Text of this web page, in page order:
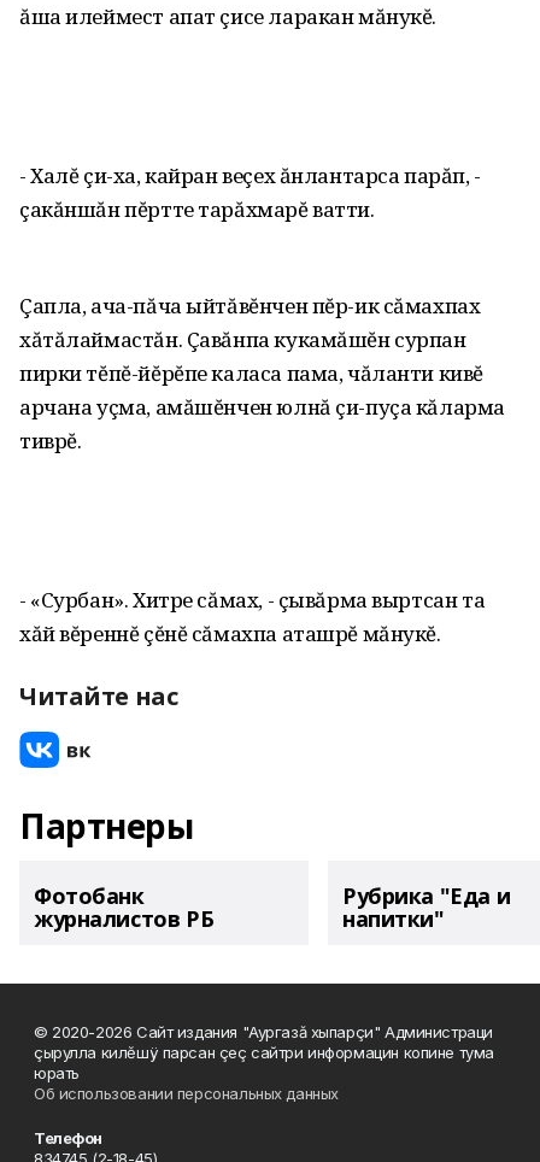
ăша илеймест апат çисе ларакан мăнукĕ.
- Халĕ çи-ха, кайран веçех ăнлантарса парăп, -
çакăншăн пĕртте тарăхмарĕ ватти.
Çапла, ача-пăча ыйтăвĕнчен пĕр-ик сăмахпах
хăтăлаймастăн. Çавăнпа кукамăшĕн сурпан
пирки тĕпĕ-йĕрĕпе каласа пама, чăланти кивĕ
арчана уçма, амăшĕнчен юлнă çи-пуçа кăларма
тиврĕ.
- «Сурбан». Хитре сăмах, - çывăрма выртсан та
хăй вĕреннĕ çĕнĕ сăмахпа аташрĕ мăнукĕ.
Читайте нас
Партнеры
Фотобанк
журналистов РБ
Рубрика "Еда и
напитки"
© 2020-2026 Сайт издания "Аургазă хыпарçи" Администраци
çырулла килĕшÿ парсан çеç сайтри информацин копине тума
юрать
Об использовании персональных данных
Телефон